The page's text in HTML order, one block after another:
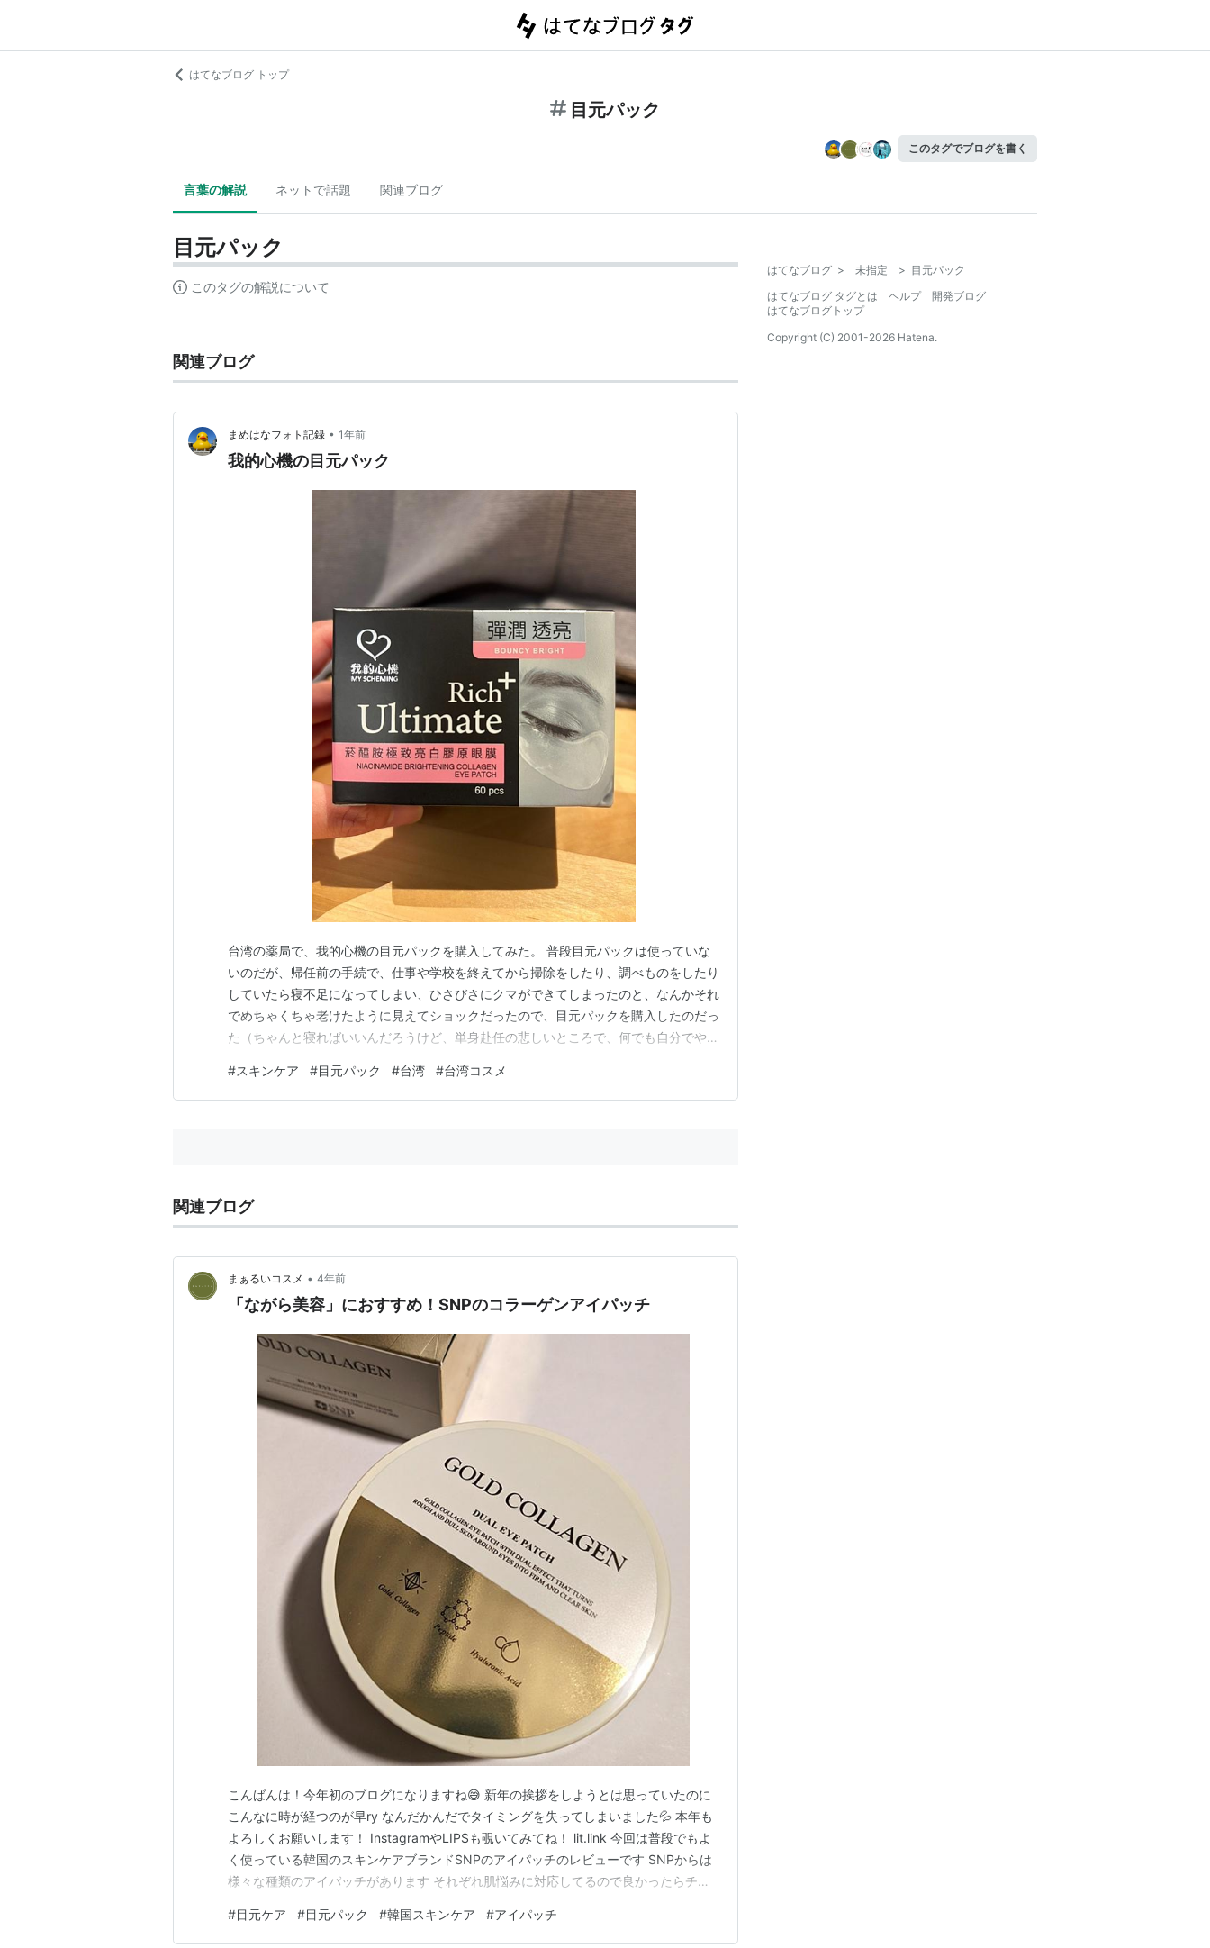
はてなブログ トップ
目元パック
このタグでブログを書く
言葉の解説 ネットで話題 関連ブログ
目元パック
このタグの解説について
関連ブログ
まめはなフォト記録 • 1年前
我的心機の目元パック
台湾の薬局で、我的心機の目元パックを購入してみた。 普段目元パックは使っていな
いのだが、帰任前の手続で、仕事や学校を終えてから掃除をしたり、調べものをしたり
していたら寝不足になってしまい、ひさびさにクマができてしまったのと、なんかそれ
でめちゃくちゃ老けたように見えてショックだったので、目元パックを購入したのだっ
た（ちゃんと寝ればいいんだろうけど、単身赴任の悲しいところで、何でも自分でやら
参照）、今回は目元のくすみを解消するという、ピンク色のパッケージのものを購入し
た。 開封 中にはゼリーのようなパックがはいっている…
#スキンケア #目元パック #台湾 #台湾コスメ
関連ブログ
まぁるいコスメ • 4年前
「ながら美容」におすすめ！SNPのコラーゲンアイパッチ
こんばんは！今年初のブログになりますね😅 新年の挨拶をしようとは思っていたのに
こんなに時が経つのが早ry なんだかんだでタイミングを失ってしまいました💦 本年も
よろしくお願いします！ InstagramやLIPSも覗いてみてね！ lit.link 今回は普段でもよ
く使っている韓国のスキンケアブランドSNPのアイパッチのレビューです SNPからは
様々な種類のアイパッチがあります それぞれ肌悩みに対応してるので良かったらチェ
ケア商品です SNPのものはゲル状になっていて密着度が高いのがポイント ズレにくく
#目元ケア #目元パック #韓国スキンケア #アイパッチ
はてなブログ > 未指定 > 目元パック
はてなブログ タグとは
ヘルプ
開発ブログ
はてなブログトップ
Copyright (C) 2001-2026 Hatena.